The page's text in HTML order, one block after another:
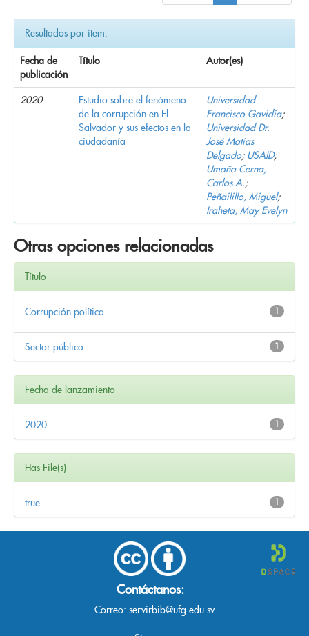
Resultados por ítem:
Fecha de
publicación
Título Autor(es)
2020
Estudio sobre el fenómeno
de la corrupción en El
Salvador y sus efectos en la
ciudadanía
Universidad
Francisco Gavidia;
Universidad Dr.
José Matías
Delgado; USAID;
Umaña Cerna,
Carlos A.;
Peñailillo, Miguel;
Iraheta, May Evelyn
Otras opciones relacionadas
Título
1
Corrupción política
1
Sector público
Fecha de lanzamiento
1
2020
Has File(s)
1
true
Contáctanos:
Correo: servirbib@ufg.edu.sv